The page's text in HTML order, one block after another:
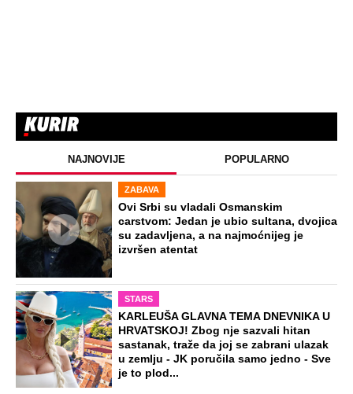
NAJNOVIJE POPULARNO
ZABAVA
Ovi Srbi su vladali Osmanskim
carstvom: Jedan je ubio sultana, dvojica
su zadavljena, a na najmoćnijeg je
izvršen atentat
STARS
KARLEUŠA GLAVNA TEMA DNEVNIKA U
HRVATSKOJ! Zbog nje sazvali hitan
sastanak, traže da joj se zabrani ulazak
u zemlju - JK poručila samo jedno - Sve
je to plod...